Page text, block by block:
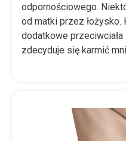
odpornościowego.
od matki przez łożysko.
dodatkowe
zdecyduje się karmić